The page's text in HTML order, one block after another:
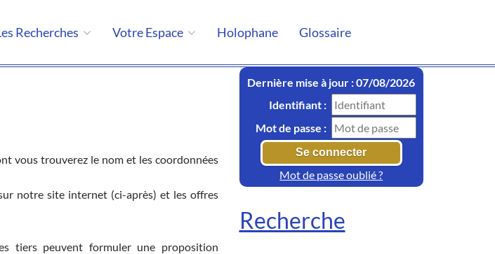
Recherches Votre Espace Holophane Glossaire
Dernière mise à jour : 07/08/2026
Identifiant :
Mot de passe :
Mot de passe oublié ?
Recherche
vous trouverez le nom et les coordonnées
notre site internet (ci-après) et les offres
tiers peuvent formuler une proposition